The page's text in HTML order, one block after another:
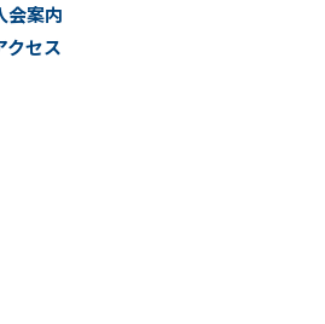
会案内
クセス